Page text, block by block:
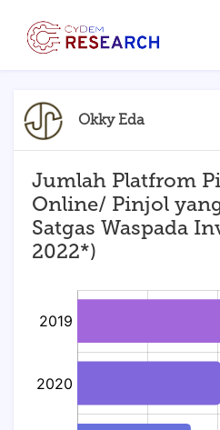
Okky Eda
Jumlah Platfrom
Online/ Pinjol
Satgas Waspada
2022*)